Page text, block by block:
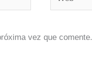
vez que comente.